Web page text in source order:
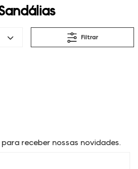
Filtrar
receber nossas novidades.